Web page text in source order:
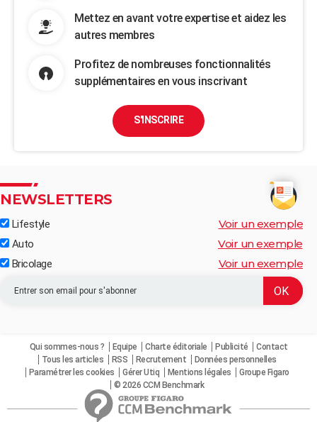
Mettez en avant votre expertise et aidez les
autres membres
Profitez de nombreuses fonctionnalités
supplémentaires en vous inscrivant
S'INSCRIRE
NEWSLETTERS
Lifestyle Voir un exemple
Auto Voir un exemple
Bricolage Voir un exemple
Qui sommes-nous ? Equipe Charte éditoriale Publicité
Contact
Tous les articles
RSS Recrutement
Données personnelles
Paramétrer les cookies
Gérer Utiq Mentions légales
Groupe Figaro
© 2026 CCM Benchmark